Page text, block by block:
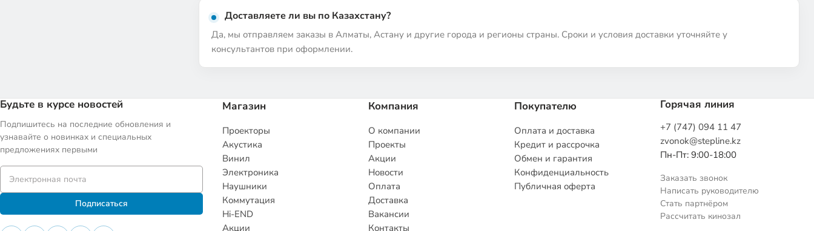
Доставляете ли вы по Казахстану?
Да, мы отправляем заказы в Алматы, Астану и другие города и регионы страны. Сроки и условия доставки уточняйте у
консультантов при оформлении.
Будьте в курсе новостей
Подпишитесь на последние обновления и
узнавайте о новинках и специальных
предложениях первыми
Подписаться
Магазин
Проекторы
Акустика
Винил
Электроника
Наушники
Коммутация
Hi-END
Акции
Компания
О компании
Проекты
Акции
Новости
Оплата
Доставка
Вакансии
Контакты
Покупателю
Оплата и доставка
Кредит и рассрочка
Обмен и гарантия
Конфиденциальность
Публичная оферта
Горячая линия
+7 (747) 094 11 47
zvonok@stepline.kz
Пн-Пт: 9:00-18:00
Заказать звонок
Написать руководителю
Стать партнёром
Рассчитать кинозал